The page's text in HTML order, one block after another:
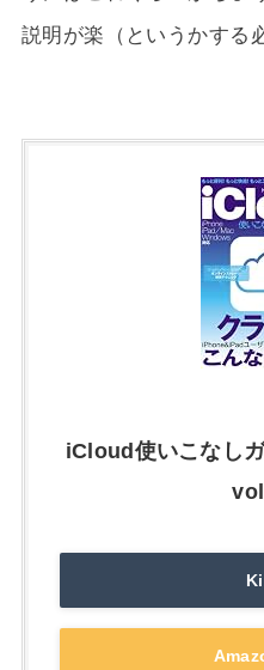
説明が楽（というかする
iCloud使いこなし